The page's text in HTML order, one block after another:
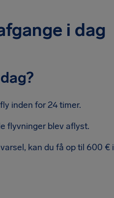
i dag
inden for 24 timer.
flyvninger blev aflyst.
kan du få op til 600 € i